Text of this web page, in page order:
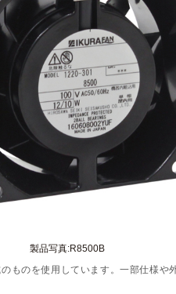
製品写真:R8500B
ものを使用しています。一部仕様や